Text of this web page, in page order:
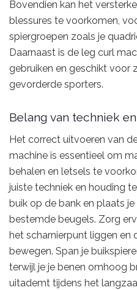
Bovendien kan het
blessures te voorkomen,
spiergroepen zoals je
Daarnaast is de leg curl
gebruiken en geschikt voor
gevorderde sporters.
Belang van techniek
Het correct uitvoeren van
machine is essentieel om
behalen en letsels te
juiste techniek en houding
buik op de bank en plaats
bestemde beugels. Zorg
het scharnierpunt liggen en
bewegen. Span je
terwijl je je benen omhoog
uitademt tijdens het